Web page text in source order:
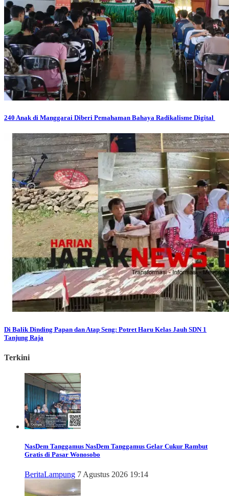
240 Anak di Manggarai Diberi Pemahaman Bahaya Radikalisme Digital
Di Balik Dinding Papan dan Atap Seng: Potret Haru Kelas Jauh SDN 1
Tanjung Raja
Terkini
NasDem Tanggamus NasDem Tanggamus Gelar Cukur Rambut
Gratis di Pasar Wonosobo
BeritaLampung 7 Agustus 2026 19:14